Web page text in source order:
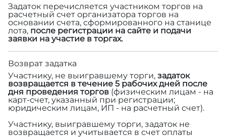
Задаток перечисляется участником торгов на
расчетный счет организатора торгов на
основании счета, сформированного на станице
лота, после регистрации на сайте и подачи
заявки на участие в торгах.
Возврат задатка
Участнику, не выигравшему торги, задаток
возвращается в течение 5 рабочих дней после
дня проведения торгов (физическим лицам - на
карт-счет, указанный при регистрации;
юридическим лицам, ИП - на расчетный счет).
Участнику, выигравшему торги, задаток не
возвращается и учитывается в счет оплаты